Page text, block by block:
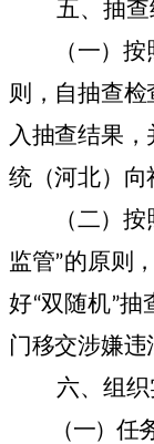
五、抽
（一）
则，自抽查检
入抽查结果
统（河北）向
（二）
监管”的原则
好“双随机”
门移交涉嫌违
六、组
（一）任